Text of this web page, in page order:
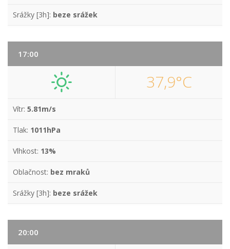
Srážky [3h]: beze srážek
17:00
37,9°C
Vítr: 5.81m/s
Tlak: 1011hPa
Vlhkost: 13%
Oblačnost: bez mraků
Srážky [3h]: beze srážek
20:00